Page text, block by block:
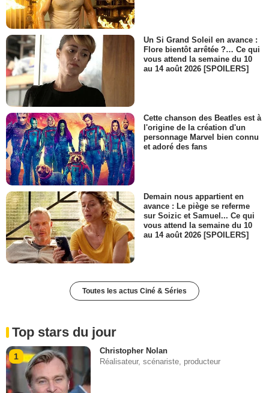
Un Si Grand Soleil en avance :
Flore bientôt arrêtée ?… Ce qui
vous attend la semaine du 10
au 14 août 2026 [SPOILERS]
Cette chanson des Beatles est à
l'origine de la création d'un
personnage Marvel bien connu
et adoré des fans
Demain nous appartient en
avance : Le piège se referme
sur Soizic et Samuel... Ce qui
vous attend la semaine du 10
au 14 août 2026 [SPOILERS]
Toutes les actus Ciné & Séries
Top stars du jour
1
Christopher Nolan
Réalisateur, scénariste, producteur